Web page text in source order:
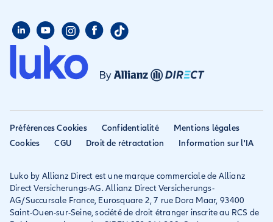
Assurance colocataire
Assurance étudiant
Assurance PVT
Assurance rapatriement
Mon compte
Déclarer un sinistre
habitation
Résilier ancien assureur
Presse
Avis
Allianz travel devient
Eurofil rejoint Allianz
Conditions générales et
IPID
Préférences Cookies Confidentialité
Mentions légales
Cookies
CGU Droit de rétractation Information sur l'IA
Luko by Allianz Direct est une marque commerciale de Allianz
Direct Versicherungs-AG. Allianz Direct Versicherungs-
AG/Succursale France, Eurosquare 2, 7 rue Dora Maar, 93400
Saint-Ouen-sur-Seine, société de droit étranger inscrite au RCS de